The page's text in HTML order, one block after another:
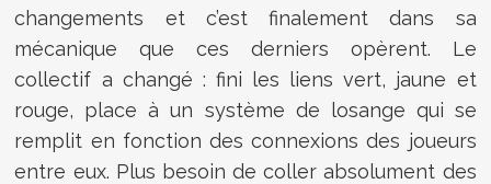
changements et c’est finalement dans sa
mécanique que ces derniers opèrent. Le
collectif a changé : fini les liens vert, jaune et
rouge, place à un système de losange qui se
remplit en fonction des connexions des joueurs
entre eux. Plus besoin de coller absolument des